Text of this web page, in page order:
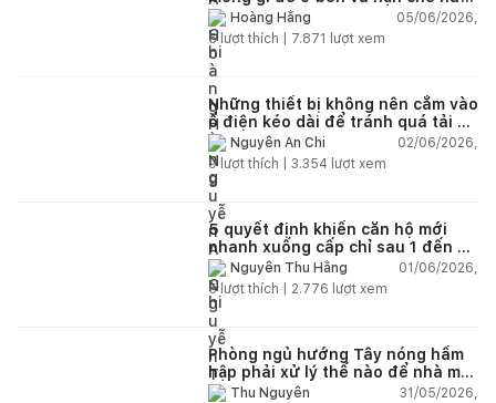
lún?Hoàng Hằng
05/06/2026,
5lượt thích | 7.871 lượt xem
Những thiết bị không nên cắm vào
ổ điện kéo dài để tránh quá tải và
chập cháy trong nhà
Nguyễn An Chi
02/06/2026,
9lượt thích | 3.354 lượt xem
5 quyết định khiến căn hộ mới
nhanh xuống cấp chỉ sau 1 đến 2
nămNguyễn Thu Hằng
01/06/2026,
5lượt thích | 2.776 lượt xem
Phòng ngủ hướng Tây nóng hầm
hập phải xử lý thế nào để nhà mát
hơn?Thu Nguyễn
31/05/2026,